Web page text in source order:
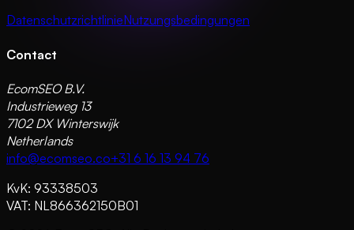
DatenschutzrichtlinieNutzungsbedingungen
Contact
EcomSEO B.V.
Industrieweg 13
7102 DX Winterswijk
Netherlands
info@ecomseo.co+31 6 16 13 94 76
KvK: 93338503
VAT: NL866362150B01